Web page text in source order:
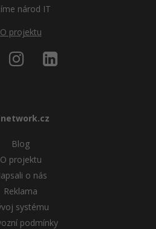
národ IT
O projektu
Blog
O projektu
o nás
Reklama
systému
podmínky